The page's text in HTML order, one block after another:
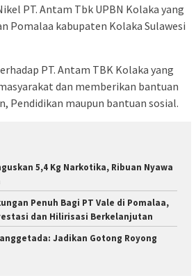
PT. Antam Tbk UPBN Kolaka yang
Pomalaa kabupaten Kolaka Sulawesi
PT. Antam TBK Kolaka yang
dan memberikan bantuan
Pendidikan maupun bantuan sosial.
5,4 Kg Narkotika, Ribuan Nyawa
Penuh Bagi PT Vale di Pomalaa,
dan Hilirisasi Berkelanjutan
Jadikan Gotong Royong